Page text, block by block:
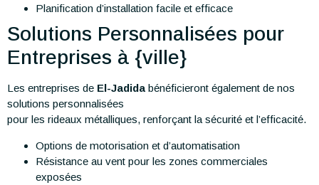
Planification d’installation facile et efficace
Solutions Personnalisées pour
Entreprises à {ville}
Les entreprises de El-Jadida bénéficieront également de nos
solutions personnalisées
pour les rideaux métalliques, renforçant la sécurité et l’efficacité.
Options de motorisation et d’automatisation
Résistance au vent pour les zones commerciales
exposées